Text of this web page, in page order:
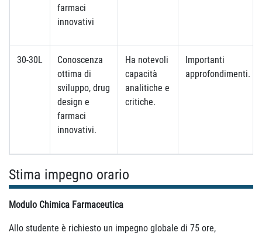
farmaci
innovativi
30-30L
Conoscenza
ottima di
sviluppo, drug
design e
farmaci
innovativi.
Ha notevoli
capacità
analitiche e
critiche.
Importanti
approfondimenti.
Stima impegno orario
Modulo Chimica Farmaceutica
Allo studente è richiesto un impegno globale di 75 ore,